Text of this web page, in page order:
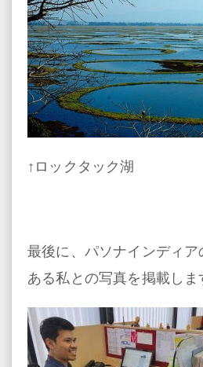
↑ロックタック湖
最後に、パソナインディ
ある私との写真を掲載しま